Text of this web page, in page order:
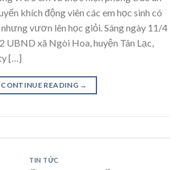
khích động viên các em học sinh có
vươn lên học giỏi. Sáng ngày 11/4
xã Ngòi Hoa, huyện Tân Lạc,
[…]
CONTINUE READING →
TIN TỨC